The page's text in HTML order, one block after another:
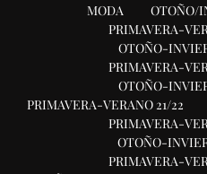
MODA
OTOÑO/
PRIMAVERA-
OTOÑO-
PRIMAVERA-
OTOÑO-
PRIMAVERA-VERANO 21/22
PRIMAVERA-
OTOÑO-
PRIMAVERA-